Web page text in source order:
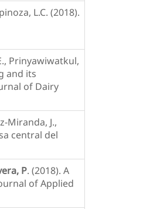
L.C. (2018).
Prinyawiwatkul,
and its
of Dairy
Miranda, J.,
central del
P. (2018). A
of Applied